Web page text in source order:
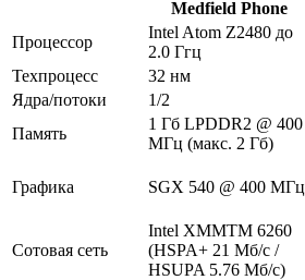
Medfield Phone
Процессор
Intel Atom Z2480 до
2.0 Ггц
Техпроцесс
32 нм
Ядра/потоки
1/2
Память
1 Гб LPDDR2 @ 400
МГц (макс. 2 Гб)
Графика SGX 540 @ 400 МГц
Сотовая сеть
Intel XMMTM 6260
(HSPA+ 21 Мб/с /
HSUPA 5.76 Мб/с)